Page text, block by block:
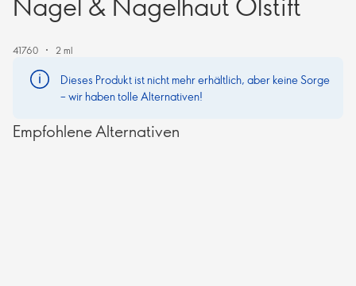
41760 2 ml
Dieses Produkt ist nicht mehr erhältlich, aber keine Sorge
– wir haben tolle Alternativen!
Empfohlene Alternativen